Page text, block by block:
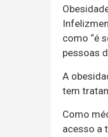
como “é
pessoas
A
tem
Como
acesso a